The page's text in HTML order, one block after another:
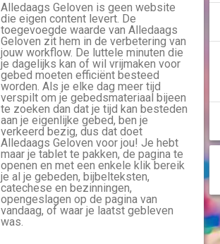
Alledaags Geloven is geen website
die eigen content levert. De
toegevoegde waarde van Alledaags
Geloven zit hem in de verbetering van
jouw workflow. De luttele minuten die
je dagelijks kan of wil vrijmaken voor
gebed moeten efficiënt besteed
worden. Als je elke dag meer tijd
verspilt om je gebedsmateriaal bijeen
te zoeken dan dat je tijd kan besteden
aan je eigenlijke gebed, ben je
verkeerd bezig, dus dat doet
Alledaags Geloven voor jou! Je hebt
maar je tablet te pakken, de pagina te
openen en met een enkele klik bereik
je al je gebeden, bijbelteksten,
catechese en bezinningen,
opengeslagen op de pagina van
vandaag, of waar je laatst gebleven
was.